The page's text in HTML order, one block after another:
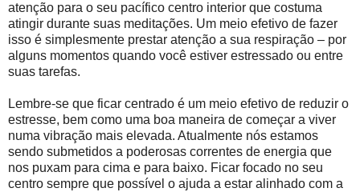
atenção para o seu pacífico centro interior que costuma
atingir durante suas meditações. Um meio efetivo de fazer
isso é simplesmente prestar atenção a sua respiração – por
alguns momentos quando você estiver estressado ou entre
suas tarefas.
Lembre-se que ficar centrado é um meio efetivo de reduzir o
estresse, bem como uma boa maneira de começar a viver
numa vibração mais elevada. Atualmente nós estamos
sendo submetidos a poderosas correntes de energia que
nos puxam para cima e para baixo. Ficar focado no seu
centro sempre que possível o ajuda a estar alinhado com a